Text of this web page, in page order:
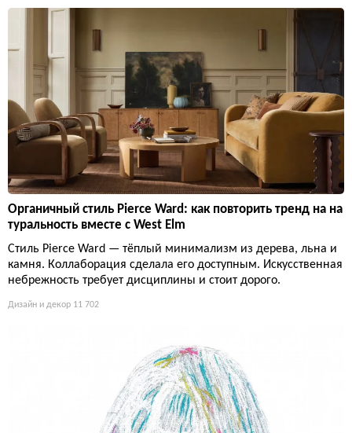
Органичный стиль Pierce Ward: как повторить тренд на на
туральность вместе с West Elm
Стиль Pierce Ward — тёплый минимализм из дерева, льна и
камня. Коллаборация сделала его доступным. Искусственная
небрежность требует дисциплины и стоит дорого.
Дизайн и декор 11 702